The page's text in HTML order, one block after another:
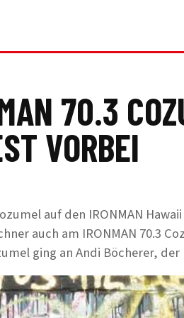
70.3
VORBEI
auf den IRONMAN
auch am IRONMAN 70.3
ging an Andi Böcherer, der